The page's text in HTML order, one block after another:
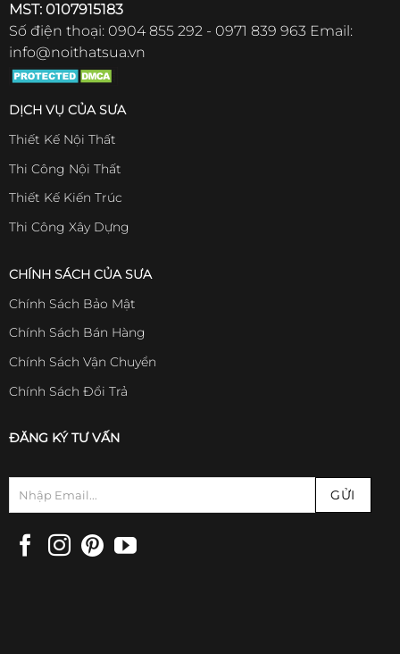
MST: 0107915183
Số điện thoại: 0904 855 292 - 0971 839 963 Email:
info@noithatsua.vn
DỊCH VỤ CỦA SƯA
Thiết Kế Nội Thất
Thi Công Nội Thất
Thiết Kế Kiến Trúc
Thi Công Xây Dựng
CHÍNH SÁCH CỦA SƯA
Chính Sách Bảo Mật
Chính Sách Bán Hàng
Chính Sách Vận Chuyển
Chính Sách Đổi Trả
ĐĂNG KÝ TƯ VẤN